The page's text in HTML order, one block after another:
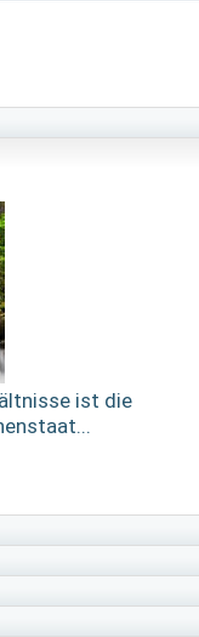
ist die